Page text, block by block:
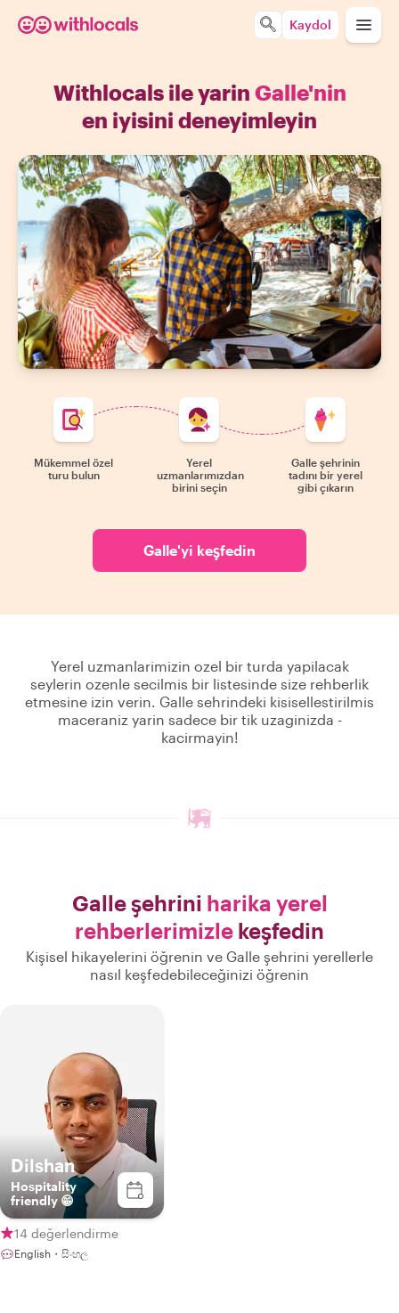
Kaydol
Withlocals ile yarin Galle'nin
en iyisini deneyimleyin
Mükemmel özel
turu bulun
Yerel
uzmanlarımızdan
birini seçin
Galle şehrinin
tadını bir yerel
gibi çıkarın
Galle'yi keşfedin
Yerel uzmanlarimizin ozel bir turda yapilacak
seylerin ozenle secilmis bir listesinde size rehberlik
etmesine izin verin. Galle sehrindeki kisisellestirilmis
maceraniz yarin sadece bir tik uzaginizda -
kacirmayin!
Galle şehrini harika yerel
rehberlerimizle keşfedin
Kişisel hikayelerini öğrenin ve Galle şehrini yerellerle
nasıl keşfedebileceğinizi öğrenin
Dilshan
Hospitality
friendly 😁
14 değerlendirme
English・සිංහල